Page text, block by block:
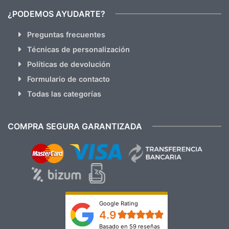
¿PODEMOS AYUDARTE?
Preguntas frecuentes
Técnicas de personalización
Políticas de devolución
Formulario de contacto
Todas las categorías
COMPRA SEGURA GARANTIZADA
Google Rating
4.9
Basado en 59 reseñas